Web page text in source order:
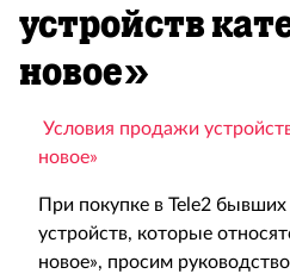
устройств
новое»
Условия продажи
новое»
При покупке в Tele2
устройств, которые
новое», просим